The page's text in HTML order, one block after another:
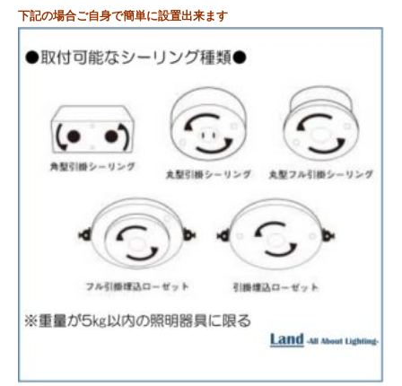
下記の場合ご自身で簡単に設置出来ます